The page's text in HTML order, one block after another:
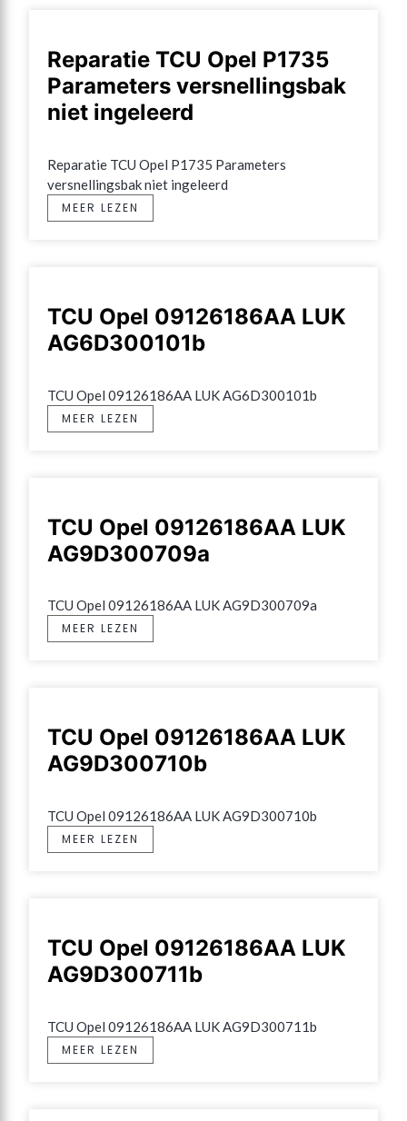
Reparatie TCU Opel P1735
Parameters versnellingsbak
niet ingeleerd
Reparatie TCU Opel P1735 Parameters
versnellingsbak niet ingeleerd
MEER LEZEN
TCU Opel 09126186AA LUK
AG6D300101b
TCU Opel 09126186AA LUK AG6D300101b
MEER LEZEN
TCU Opel 09126186AA LUK
AG9D300709a
TCU Opel 09126186AA LUK AG9D300709a
MEER LEZEN
TCU Opel 09126186AA LUK
AG9D300710b
TCU Opel 09126186AA LUK AG9D300710b
MEER LEZEN
TCU Opel 09126186AA LUK
AG9D300711b
TCU Opel 09126186AA LUK AG9D300711b
MEER LEZEN